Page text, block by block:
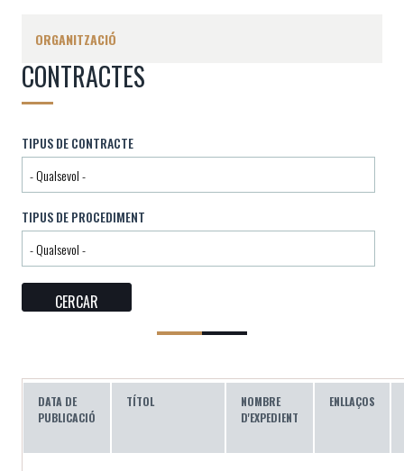
ORGANITZACIÓ
CONTRACTES
TIPUS DE CONTRACTE
TIPUS DE PROCEDIMENT
DATA DE
PUBLICACIÓ
TÍTOL
NOMBRE
D'EXPEDIENT
ENLLAÇOS